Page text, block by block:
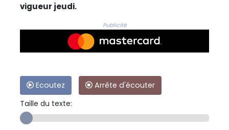
vigueur jeudi.
Publicité
Ecoutez
Arrête d'écouter
Taille du texte: